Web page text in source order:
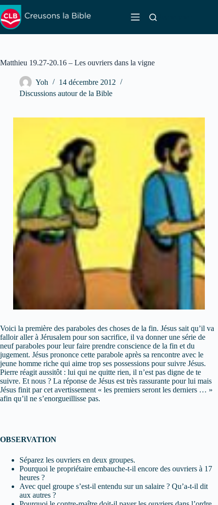
Passer
au
contenu
Matthieu 19.27-20.16 – Les ouvriers dans la vigne
Yoh
14 décembre 2012
Discussions autour de la Bible
Voici la première des paraboles des choses de la fin. Jésus sait qu’il va
falloir aller à Jérusalem pour son sacrifice, il va donner une série de
neuf paraboles pour leur faire prendre conscience de la fin et du
jugement. Jésus prononce cette parabole après sa rencontre avec le
jeune homme riche qui aime trop ses possessions pour suivre Jésus.
Pierre réagit aussitôt : lui qui ne quitte rien, il n’est pas digne de te
suivre. Et nous ? La réponse de Jésus est très rassurante pour lui mais
Jésus finit par cet avertissement « les premiers seront les derniers … »
afin qu’il ne s’enorgueillisse pas.
OBSERVATION
Séparez les ouvriers en deux groupes.
Pourquoi le propriétaire embauche-t-il encore des ouvriers à 17
heures ?
Avec quel groupe s’est-il entendu sur un salaire ? Qu’a-t-il dit
aux autres ?